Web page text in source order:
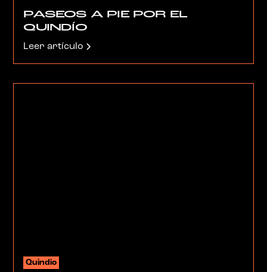
PASEOS A PIE POR EL
QUINDÍO
Leer artículo
Quindio